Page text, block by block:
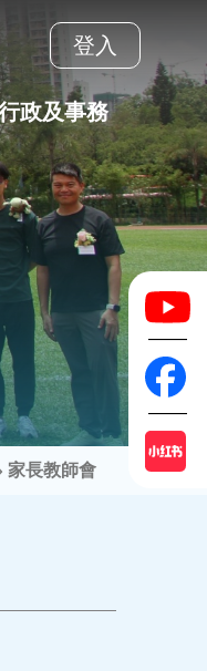
登入
政及事務
家長教師會